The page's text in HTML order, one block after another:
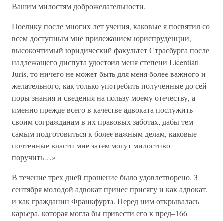
Вашим милостям доброжелательности.
Поелику после многих лет учения, каковые я посвятил со
всем доступным мне прилежанием юриспруденции,
высокочтимый юридический факультет Страсбурга после
надлежащего диспута удостоил меня степени Licentiati
Juris, то ничего не может быть для меня более важного и
желательного, как только употребить полученные до сей
поры знания и сведения на пользу моему отечеству, а
именно прежде всего в качестве адвоката послужить
своим согражданам в их правовых заботах, дабы тем
самым подготовиться к более важным делам, каковые
почтенные власти мне затем могут милостиво
поручить…»
В течение трех дней прошение было удовлетворено. 3
сентября молодой адвокат принес присягу и как адвокат,
и как гражданин Франкфурта. Перед ним открывалась
карьера, которая могла бы привести его к пред–166